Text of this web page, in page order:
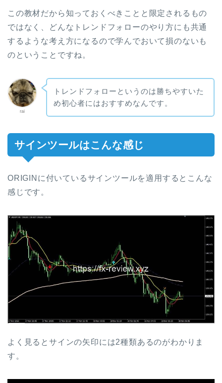
この教材だから知っておくべきことと限定されるもの
ではなく、どんなトレンドフォローのやり方にも共通
するような考え方になるので学んでおいて損のないも
のということですね。
rai
トレンドフォローというのは勝ちやすいた
め初心者にはおすすめなんです。
サインツールはこんな感じ
ORIGINに付いているサインツールを適用するとこんな
感じです。
よく見るとサインの矢印には2種類あるのがわかりま
す。